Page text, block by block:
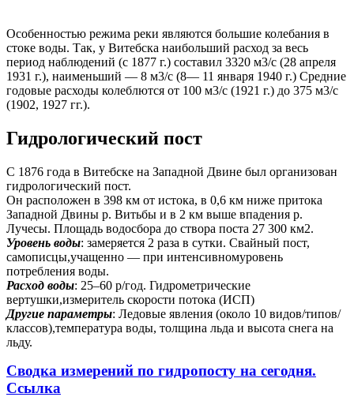
Особенностью режима реки являются большие колебания в
стоке воды. Так, у Витебска наибольший расход за весь
период наблюдений (с 1877 г.) составил 3320 м3/с (28 апреля
1931 г.), наименьший — 8 м3/с (8— 11 января 1940 г.) Средние
годовые расходы колеблются от 100 м3/с (1921 г.) до 375 м3/с
(1902, 1927 гг.).
Гидрологический пост
С 1876 года в Витебске на Западной Двине был организован
гидрологический пост.
Он расположен в 398 км от истока, в 0,6 км ниже притока
Западной Двины р. Витьбы и в 2 км выше впадения р.
Лучесы. Площадь водосбора до створа поста 27 300 км2.
Уровень воды: замеряется 2 раза в сутки. Свайный пост,
самописцы,учащенно — при интенсивномуровень
потребления воды.
Расход воды: 25–60 р/год. Гидрометрические
вертушки,измеритель скорости потока (ИСП)
Другие параметры: Ледовые явления (около 10 видов/типов/
классов),температура воды, толщина льда и высота снега на
льду.
Сводка измерений по гидропосту на сегодня.
Ссылка